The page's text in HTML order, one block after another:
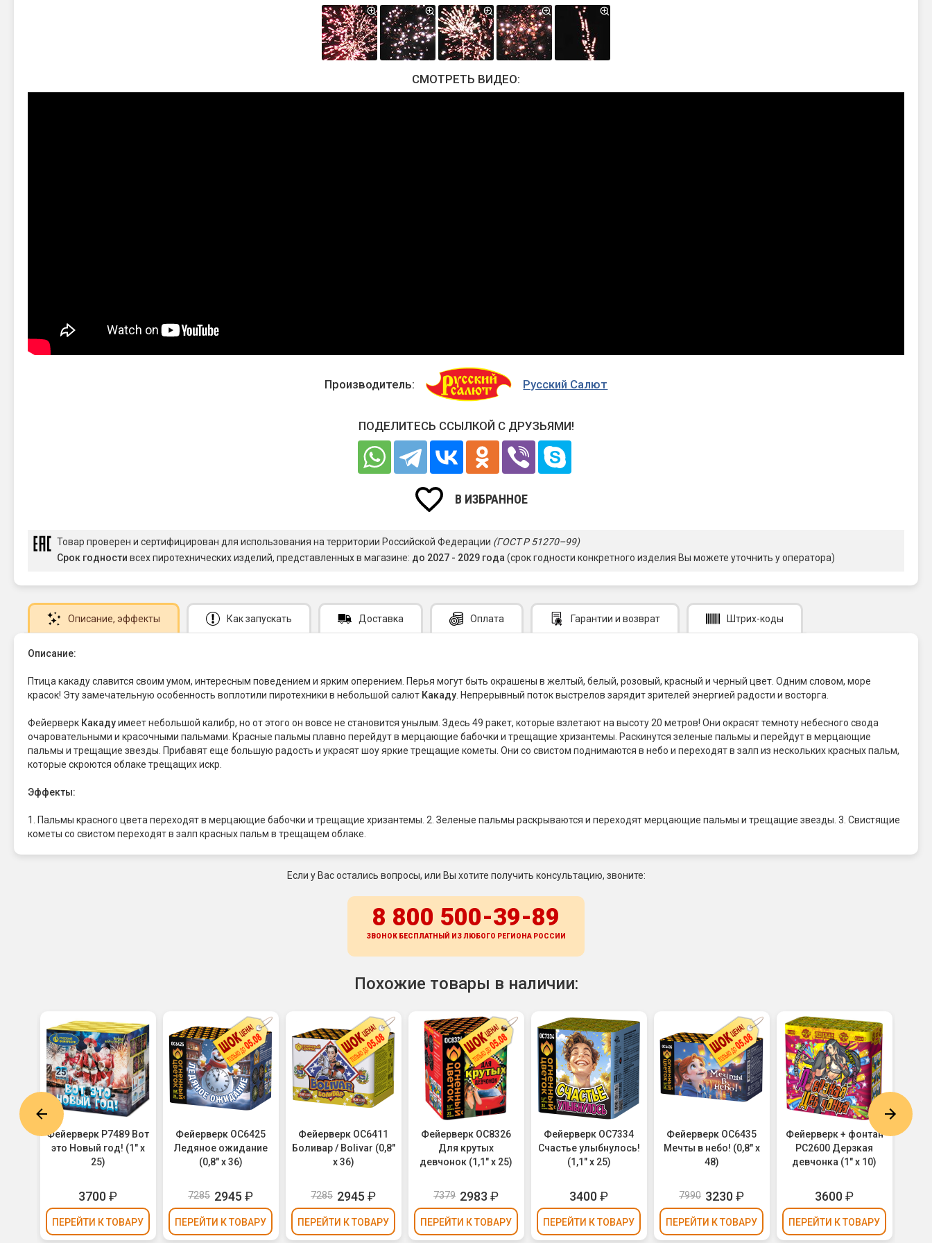
СМОТРЕТЬ ВИДЕО:
Производитель: Русский Салют
ПОДЕЛИТЕСЬ ССЫЛКОЙ С ДРУЗЬЯМИ!
В ИЗБРАННОЕ
Товар проверен и сертифицирован для использования на территории Российской Федерации (ГОСТ Р 51270–99)
Срок годности всех пиротехнических изделий, представленных в магазине: до 2027 - 2029 года (срок годности конкретного изделия Вы можете уточнить у оператора)
Описание, эффекты Как запускать Доставка Оплата Гарантии и возврат Штрих-коды
Описание:
Птица какаду славится своим умом, интересным поведением и ярким оперением. Перья могут быть окрашены в желтый, белый, розовый, красный и черный цвет. Одним словом, море
красок! Эту замечательную особенность воплотили пиротехники в небольшой салют Какаду . Непрерывный поток выстрелов зарядит зрителей энергией радости и восторга.
Фейерверк Какадуимеет небольшой калибр, но от этого он вовсе не становится унылым. Здесь 49 ракет, которые взлетают на высоту 20 метров! Они окрасят темноту небесного свода
очаровательными и красочными пальмами. Красные пальмы плавно перейдут в мерцающие бабочки и трещащие хризантемы. Раскинутся зеленые пальмы и перейдут в мерцающие
пальмы и трещащие звезды. Прибавят еще большую радость и украсят шоу яркие трещащие кометы. Они со свистом поднимаются в небо и переходят в залп из нескольких красных пальм,
которые скроются облаке трещащих искр.
Эффекты:
1. Пальмы красного цвета переходят в мерцающие бабочки и трещащие хризантемы. 2. Зеленые пальмы раскрываются и переходят мерцающие пальмы и трещащие звезды. 3. Свистящие
кометы со свистом переходят в залп красных пальм в трещащем облаке.
Если у Вас остались вопросы, или Вы хотите получить консультацию, звоните:
8 800 500-39-89
ЗВОНОК БЕСПЛАТНЫЙ ИЗ ЛЮБОГО РЕГИОНА РОССИИ
Похожие товары в наличии:
Фейерверк Р7489 Вот
это Новый год! (1" х
25)
3700₽
ПЕРЕЙТИ К ТОВАРУ
Фейерверк ОС6425
Ледяное ожидание
(0,8" х 36)
7285 2945 ₽
ПЕРЕЙТИ К ТОВАРУ
Фейерверк ОС6411
Боливар / Bolivar (0,8"
х 36)
7285 2945 ₽
ПЕРЕЙТИ К ТОВАРУ
Фейерверк ОС8326
Для крутых
девчонок (1,1" х 25)
7379 2983 ₽
ПЕРЕЙТИ К ТОВАРУ
Фейерверк ОС7334
Счастье улыбнулось!
(1,1" х 25)
3400₽
ПЕРЕЙТИ К ТОВАРУ
Фейерверк ОС6435
Мечты в небо! (0,8" х
48)
7990 3230₽
ПЕРЕЙТИ К ТОВАРУ
Фейерверк + фонтан
РС2600 Дерзкая
девчонка (1" х 10)
3600₽
ПЕРЕЙТИ К ТОВАРУ